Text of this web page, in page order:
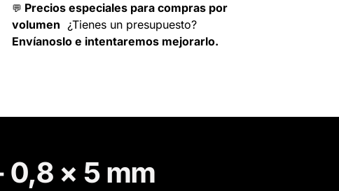
💬 Precios especiales para compras por
volumen ¿Tienes un presupuesto?
Envíanoslo e intentaremos mejorarlo.
0,8 x 5 mm